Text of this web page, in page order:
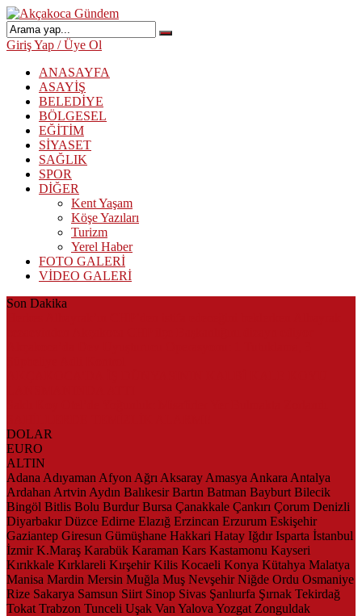
Giriş Yap / Üye Ol
ANASAYFA
ASAYİŞ
BELEDİYE
BÖLGESEL
EĞİTİM
SİYASET
SAĞLIK
SPOR
DİĞER
Kent Yaşam
Köşe Yazıları
Turizm
Yerel Haber
FOTO GALERİ
VİDEO GALERİ
Son Dakika
DOLAR
EURO
ALTIN
Adana Adıyaman Afyon Ağrı Aksaray Amasya Ankara Antalya
Ardahan Artvin Aydın Balıkesir Bartın Batman Bayburt Bilecik
Bingöl Bitlis Bolu Burdur Bursa Çanakkale Çankırı Çorum Denizli
Diyarbakır Düzce Edirne Elazığ Erzincan Erzurum Eskişehir
Gaziantep Giresun Gümüşhane Hakkari Hatay Iğdır Isparta İstanbul
İzmir K.Maraş Karabük Karaman Kars Kastamonu Kayseri
Kırıkkale Kırklareli Kırşehir Kilis Kocaeli Konya Kütahya Malatya
Manisa Mardin Mersin Muğla Muş Nevşehir Niğde Ordu Osmaniye
Rize Sakarya Samsun Siirt Sinop Sivas Şanlıurfa Şırnak Tekirdağ
Tokat Trabzon Tunceli Uşak Van Yalova Yozgat Zonguldak